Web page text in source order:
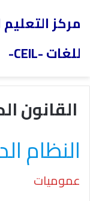
مركز
للغات -CEIL-
القانون
النظام
عموميات